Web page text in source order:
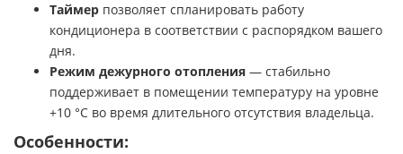
Таймер позволяет спланировать работу
кондиционера в соответствии с распорядком вашего
дня.
Режим дежурного отопления — стабильно
поддерживает в помещении температуру на уровне
+10 °C во время длительного отсутствия владельца.
Особенности: